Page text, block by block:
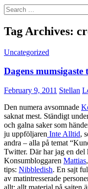
Search
for:
Tag Archives:
Uncategorized
Dagens mumsigaste
February 9, 2011 Stellan
Den numera avsomnade
saknat mest. Ständigt
och galna saker som
ju uppföljaren Inte Alltid,
andra – alla på temat
Twitter. Där har jag en del
Konsumbloggaren Mattias
tips: Nibbledish. En sajt
av matintresserade